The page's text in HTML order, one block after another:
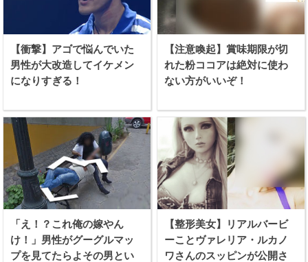
【衝撃】アゴで悩んでいた
男性が大改造してイケメン
になりすぎる！
【注意喚起】賞味期限が切
れた粉ココアは絶対に使わ
ない方がいいぞ！
「え！？これ俺の嫁やん
け！」男性がグーグルマッ
プを見てたらよその男とい
【整形美女】リアルバービ
ーことヴァレリア・ルカノ
ワさんのスッピンが公開さ